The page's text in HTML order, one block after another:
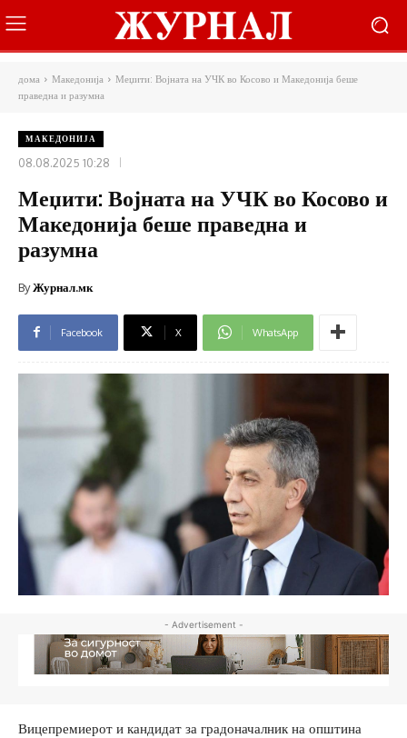
дома Македонија
Меџити: Војната на УЧК во Косово и Македонија беше
праведна и разумна
МАКЕДОНИЈА
08.08.2025 10:28
Меџити: Војната на УЧК во Косово и
Македонија беше праведна и
разумна
ByЖурнал.мк
Facebook X WhatsApp
- Advertisement -
Вицепремиерот и кандидат за градоначалник на општина